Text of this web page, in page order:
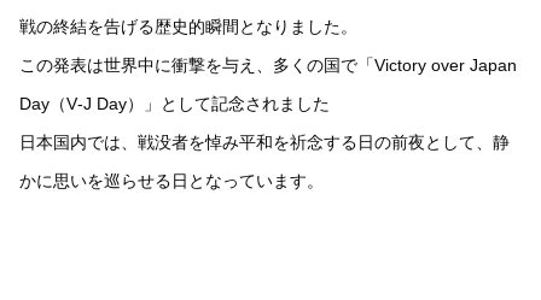
戦の終結を告げる歴史的瞬間となりました。
この発表は世界中に衝撃を与え、多くの国で「Victory over Japan
Day（V‑J Day）」として記念されました
日本国内では、戦没者を悼み平和を祈念する日の前夜として、静
かに思いを巡らせる日となっています。